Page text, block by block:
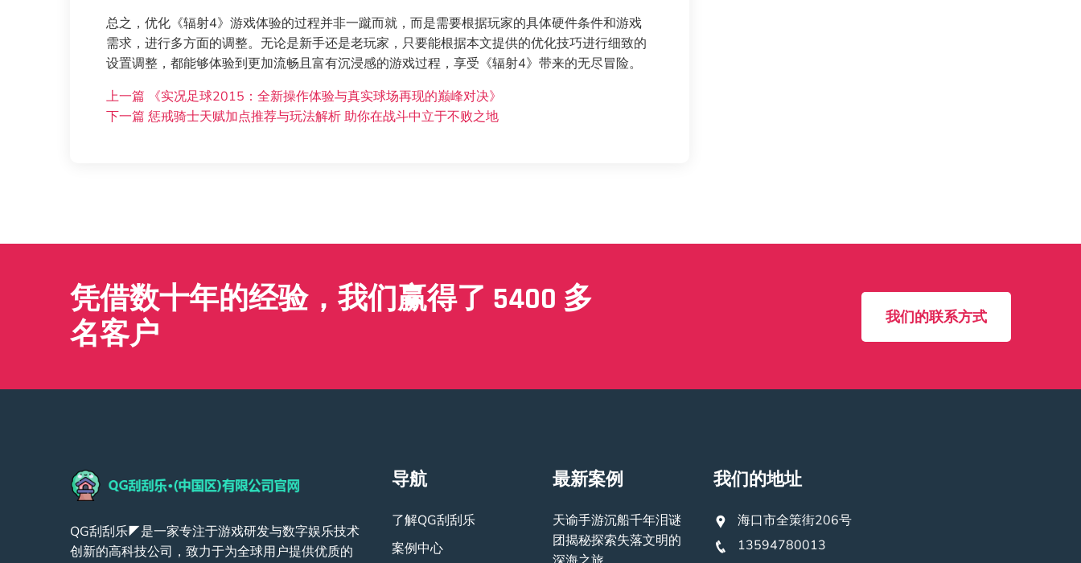
总之，优化《辐射4》游戏体验的过程并非一蹴而就，而是需要根据玩家的具体硬件条件和游戏
需求，进行多方面的调整。无论是新手还是老玩家，只要能根据本文提供的优化技巧进行细致的
设置调整，都能够体验到更加流畅且富有沉浸感的游戏过程，享受《辐射4》带来的无尽冒险。
上一篇
《实况足球2015：全新操作体验与真实球场再现的巅峰对决》
下一篇 惩戒骑士天赋加点推荐与玩法解析 助你在战斗中立于不败之地
凭借数十年的经验，我们赢得了 5400 多
名客户
我们的联系方式
QG刮刮乐◤是一家专注于游戏研发与数字娱乐技术
创新的高科技公司，致力于为全球用户提供优质的
导航
了解QG刮刮乐
案例中心
最新案例
天谕手游沉船千年泪谜
团揭秘探索失落文明的
我们的地址
海口市全策街206号
13594780013